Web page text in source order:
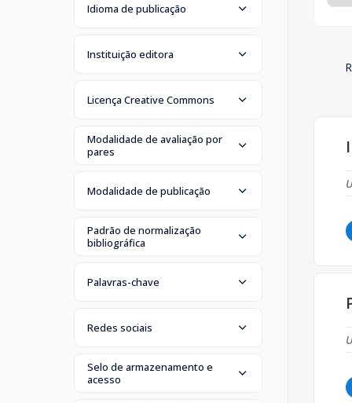
Idioma de publicação
Instituição editora
Licença Creative Commons
Modalidade de avaliação por
pares
Modalidade de publicação
Padrão de normalização
bibliográfica
Palavras-chave
Redes sociais
Selo de armazenamento e
acesso